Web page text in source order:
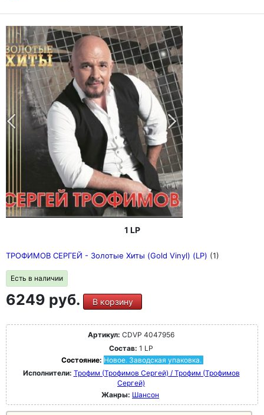
1 LP
ТРОФИМОВ СЕРГЕЙ - Золотые Хиты (Gold Vinyl) (LP) (1)
Есть в наличии
6249 руб. В корзину
Артикул: CDVP 4047956
Состав: 1 LP
Состояние: Новое. Заводская упаковка.
Исполнители: Трофим (Трофимов Сергей) / Трофим (Трофимов
Сергей)
Жанры: Шансон